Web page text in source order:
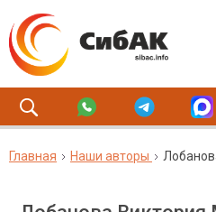
Главная Наши авторы